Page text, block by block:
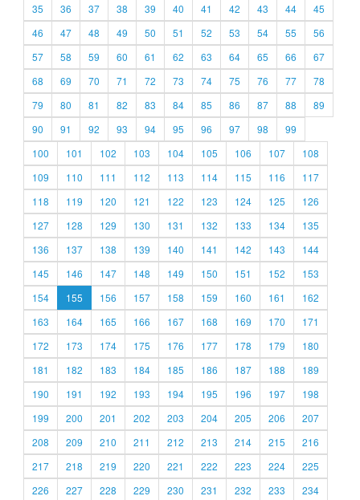
35
36 37 38 39 40 41 42 43 44
45
46
47 48 49 50 51 52 53 54 55
56
57
58 59 60 61 62 63 64 65 66
67
68
69 70 71 72 73 74 75 76 77
78
79
80 81 82 83 84 85 86 87 88
89
90
91 92 93 94 95 96 97 98
99
100
101 102 103 104 105 106 107
108
109
110 111 112 113 114 115 116
117
118
119 120 121 122 123 124 125
126
127
128 129 130 131 132 133 134
135
136
137 138 139 140 141 142 143
144
145
146 147 148 149 150 151 152
153
154
155 156 157 158 159 160 161
162
163
164 165 166 167 168 169 170
171
172
173 174 175 176 177 178 179
180
181
182 183 184 185 186 187 188
189
190
191 192 193 194 195 196 197
198
199
200 201 202 203 204 205 206
207
208
209 210 211 212 213 214 215
216
217
218 219 220 221 222 223 224
225
226
227 228 229 230 231 232 233 234